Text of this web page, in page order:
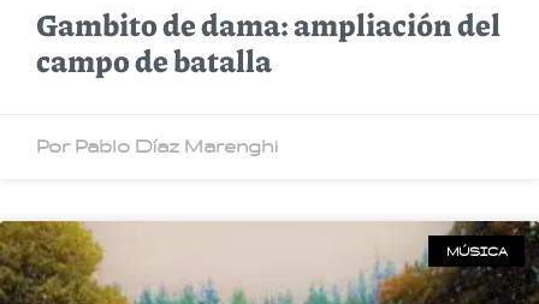
Gambito de dama: ampliación del
campo de batalla
Por Pablo Díaz Marenghi
MÚSICA